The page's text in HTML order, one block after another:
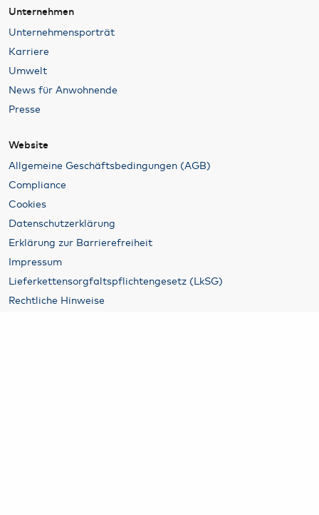
Unternehmen
Unternehmensporträt
Karriere
Umwelt
News für Anwohnende
Presse
Website
Allgemeine Geschäftsbedingungen (AGB)
Compliance
Cookies
Datenschutzerklärung
Erklärung zur Barrierefreiheit
Impressum
Lieferkettensorgfaltspflichtengesetz (LkSG)
Rechtliche Hinweise